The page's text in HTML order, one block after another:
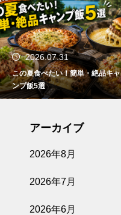
2026.07.31
この夏食べたい！簡単・絶品キャ
ンプ飯5選
アーカイブ
2026年8月
2026年7月
2026年6月